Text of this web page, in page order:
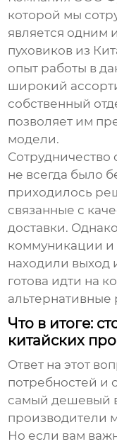
которой мы
является одним
пуховиков из
опыт работы в
широкий
собственный
позволяет им
модели.
Сотрудничество
не всегда было
приходилось
связанные с
доставки.
коммуникации
находили выход
готова идти на
Что в итоге:
китайских
Ответ на этот
потребностей и
самый дешевый
производители
Но если вам